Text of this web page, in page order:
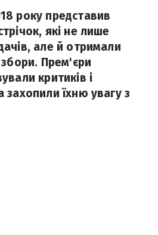
року представив
які не лише
але й отримали
збори. Прем'єри
критиків і
захопили їхню увагу з